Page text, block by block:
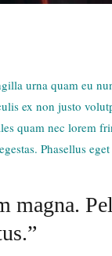
urna quam eu
ex non justo
quam nec
Phasellus